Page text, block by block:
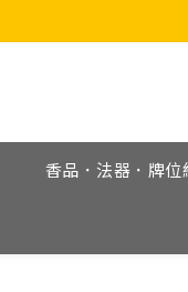
香品．法器．牌位